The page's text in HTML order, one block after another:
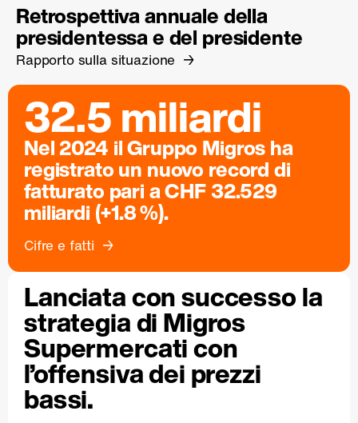
Retrospettiva annuale della
presidentessa e del presidente
Rapporto sulla situazione
32.5 miliardi
Nel 2024 il Gruppo Migros ha
registrato un nuovo record di
fatturato pari a CHF 32.529
miliardi (+1.8 %).
Cifre e fatti
Lanciata con successo la
strategia di Migros
Supermercati con
l’offensiva dei prezzi
bassi.